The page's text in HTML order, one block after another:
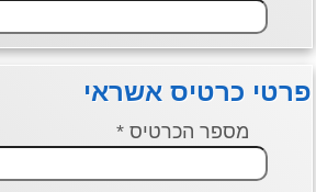
פרטי כרטיס אשראי
מספר הכרטיס *